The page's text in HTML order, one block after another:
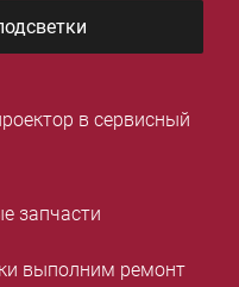
в сервисный
запчасти
выполним ремонт